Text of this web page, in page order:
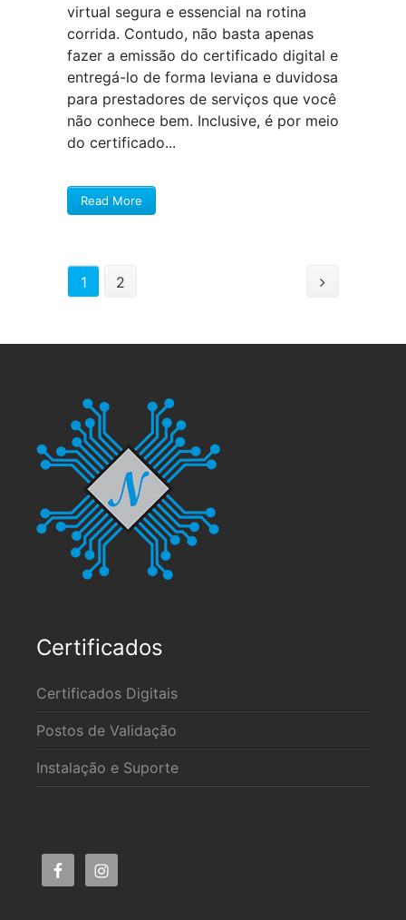
virtual segura e essencial na rotina
corrida. Contudo, não basta apenas
fazer a emissão do certificado digital e
entregá-lo de forma leviana e duvidosa
para prestadores de serviços que você
não conhece bem. Inclusive, é por meio
do certificado...
Read More
1 2
Certificados
Certificados Digitais
Postos de Validação
Instalação e Suporte